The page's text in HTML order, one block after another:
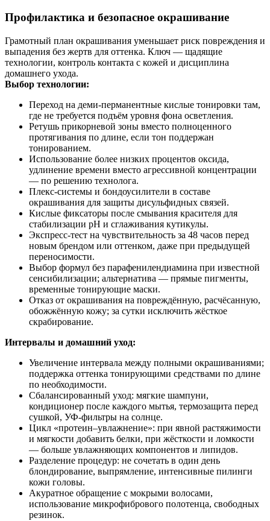
Профилактика и безопасное окрашивание
Грамотный план окрашивания уменьшает риск повреждения и
выпадения без жертв для оттенка. Ключ — щадящие
технологии, контроль контакта с кожей и дисциплина
домашнего ухода.
Выбор технологии:
Переход на деми-перманентные кислые тонировки там,
где не требуется подъём уровня фона осветления.
Ретушь прикорневой зоны вместо полноценного
протягивания по длине, если тон поддержан
тонированием.
Использование более низких процентов оксида,
удлинение времени вместо агрессивной концентрации
— по решению технолога.
Плекс-системы и бондоусилители в составе
окрашивания для защиты дисульфидных связей.
Кислые фиксаторы после смывания красителя для
стабилизации pH и сглаживания кутикулы.
Экспресс-тест на чувствительность за 48 часов перед
новым брендом или оттенком, даже при предыдущей
переносимости.
Выбор формул без парафенилендиамина при известной
сенсибилизации; альтернатива — прямые пигменты,
временные тонирующие маски.
Отказ от окрашивания на повреждённую, расчёсанную,
обожжённую кожу; за сутки исключить жёсткое
скрабирование.
Интервалы и домашний уход:
Увеличение интервала между полными окрашиваниями;
поддержка оттенка тонирующими средствами по длине
по необходимости.
Сбалансированный уход: мягкие шампуни,
кондиционер после каждого мытья, термозащита перед
сушкой, УФ-фильтры на солнце.
Цикл «протеин–увлажнение»: при явной растяжимости
и мягкости добавить белки, при жёсткости и ломкости
— больше увлажняющих компонентов и липидов.
Разделение процедур: не сочетать в один день
блондирование, выпрямление, интенсивные пилинги
кожи головы.
Акуратное обращение с мокрыми волосами,
использование микрофибрового полотенца, свободных
резинок.